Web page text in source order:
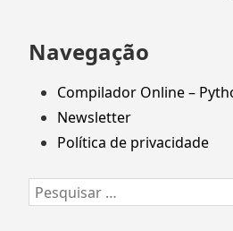
Navegação
Compilador Online –
Newsletter
Política de privacidade
Pesquisar
por: